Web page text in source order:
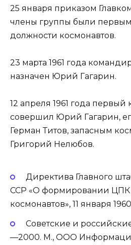
25 января приказом
члены группы были
должности космонавтов.
23 марта 1961 года
назначен Юрий Гагарин.
12 апреля 1961 года
совершил Юрий Гагарин,
Герман Титов, запасным
Григорий Нелюбов.
Директива Главного
ССР «О формировании ЦПК
космонавтов», 11 января
Советские и
—2000. М., ООО